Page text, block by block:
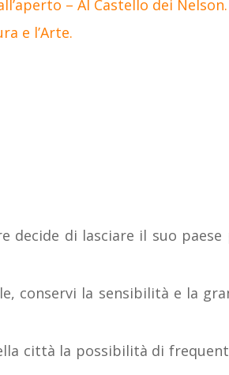
– Al Castello dei Nelson.
e l’Arte.
decide di lasciare il suo paese
conservi la sensibilità e la
città la possibilità di